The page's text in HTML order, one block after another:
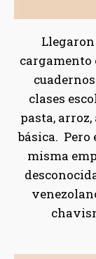
cargamento
clases
pasta,
básica. Pero
misma